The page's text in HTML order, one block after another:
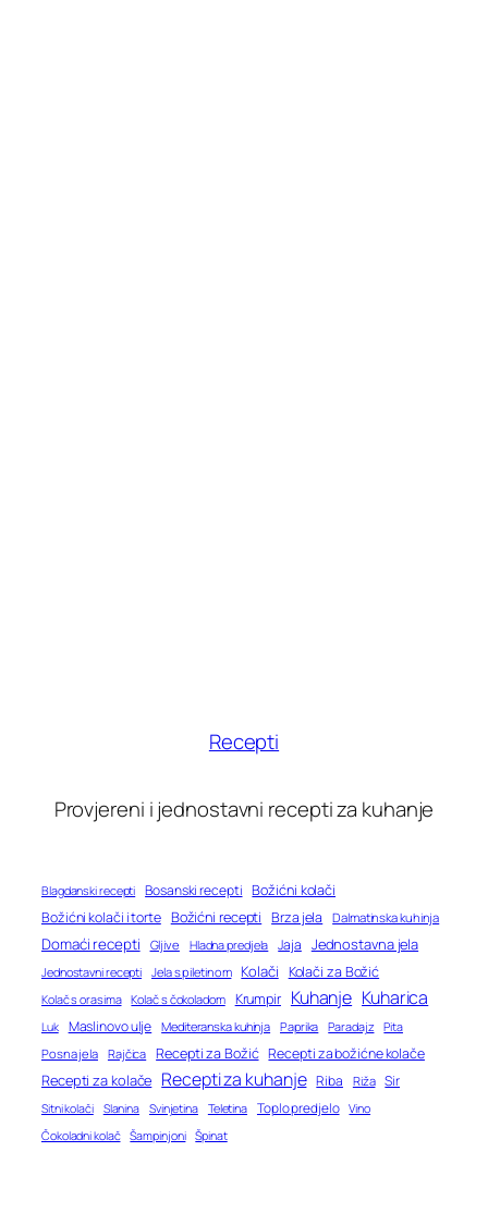
Recepti
Provjereni i jednostavni recepti za kuhanje
Blagdanski recepti Bosanski recepti Božićni kolači
Božićni kolači i torte Božićni recepti Brza jela Dalmatinska kuhinja
Domaći recepti Gljive Hladna predjela Jaja Jednostavna jela
Jednostavni recepti Jela s piletinom Kolači Kolači za Božić
Kolač s orasima Kolač s čokoladom Krumpir Kuhanje Kuharica
Luk Maslinovo ulje Mediteranska kuhinja Paprika Paradajz Pita
Posna jela Rajčica Recepti za Božić Recepti za božićne kolače
Recepti za kolače Recepti za kuhanje Riba Riža Sir
Sitni kolači Slanina Svinjetina Teletina Toplo predjelo Vino
Čokoladni kolač Šampinjoni Špinat